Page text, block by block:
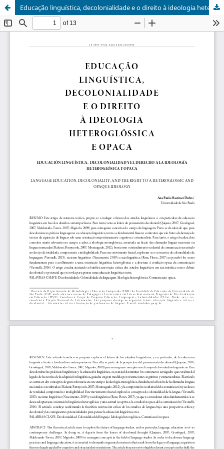
Educação linguística, decolonialidade e o direito à ideologia heteroglóssica e opaca